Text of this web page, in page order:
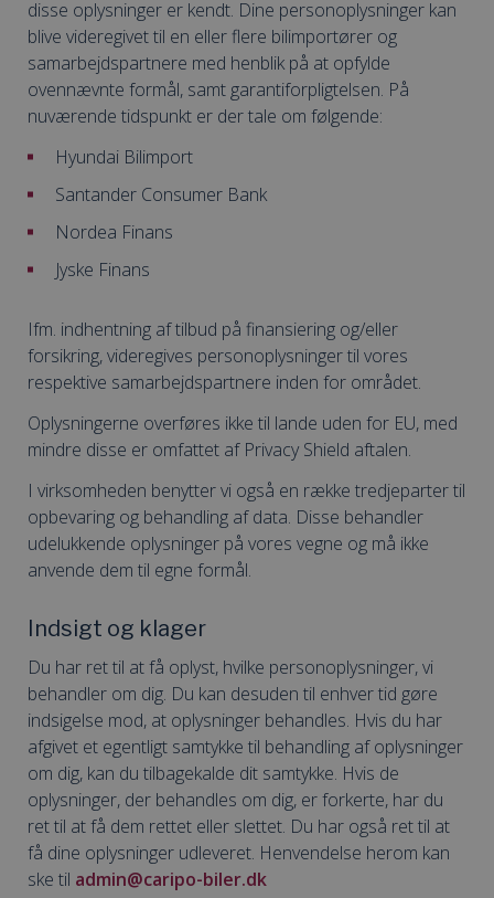
disse oplysninger er kendt. Dine personoplysninger kan
blive videregivet til en eller flere bilimportører og
samarbejdspartnere med henblik på at opfylde
ovennævnte formål, samt garantiforpligtelsen. På
nuværende tidspunkt er der tale om følgende:
Hyundai Bilimport
Santander Consumer Bank
Nordea Finans
Jyske Finans
Ifm. indhentning af tilbud på finansiering og/eller
forsikring, videregives personoplysninger til vores
respektive samarbejdspartnere inden for området.
Oplysningerne overføres ikke til lande uden for EU, med
mindre disse er omfattet af Privacy Shield aftalen.
I virksomheden benytter vi også en række tredjeparter til
opbevaring og behandling af data. Disse behandler
udelukkende oplysninger på vores vegne og må ikke
anvende dem til egne formål.
Indsigt og klager
Du har ret til at få oplyst, hvilke personoplysninger, vi
behandler om dig. Du kan desuden til enhver tid gøre
indsigelse mod, at oplysninger behandles. Hvis du har
afgivet et egentligt samtykke til behandling af oplysninger
om dig, kan du tilbagekalde dit samtykke. Hvis de
oplysninger, der behandles om dig, er forkerte, har du
ret til at få dem rettet eller slettet. Du har også ret til at
få dine oplysninger udleveret. Henvendelse herom kan
ske til admin@caripo-biler.dk